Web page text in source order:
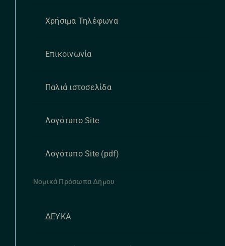
Χρήσιμα Τηλέφωνα
Επικοινωνία
Παλιά ιστοσελίδα
Λογότυπο Site
Λογότυπο Site (pdf)
Νομικά Πρόσωπα Δήμου
ΔΕΥΚΑ